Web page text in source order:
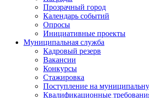
Прозрачный город
Календарь событий
Опросы
Инициативные проекты
Муниципальная служба
Кадровый резерв
Вакансии
Конкурсы
Стажировка
Поступление на
Квалификационные